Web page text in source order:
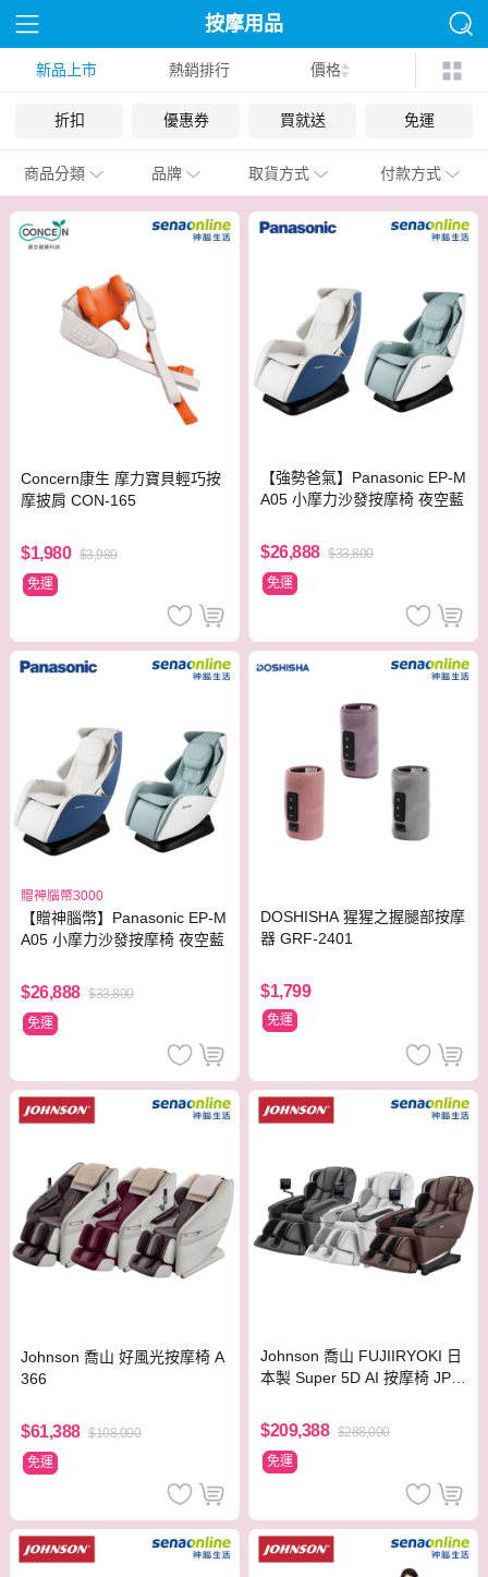
按摩用品
新品上市 熱銷排行 價格
折扣 優惠券 買就送 免運
商品分類 品牌 取貨方式 付款方式
Concern康生 摩力寶貝輕巧按
摩披肩 CON-165
$1,980 $3,980
免運
【強勢爸氣】Panasonic EP-M
A05 小摩力沙發按摩椅 夜空藍
$26,888 $33,800
免運
贈神腦幣3000
【贈神腦幣】Panasonic EP-M
A05 小摩力沙發按摩椅 夜空藍
$26,888 $33,800
免運
DOSHISHA 猩猩之握腿部按摩
器 GRF-2401
$1,799
免運
Johnson 喬山 好風光按摩椅 A
366
$61,388 $108,000
免運
Johnson 喬山 FUJIIRYOKI 日
本製 Super 5D AI 按摩椅 JP-4
$209,388 $288,000
免運